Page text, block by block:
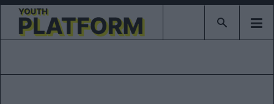
Type 2 or